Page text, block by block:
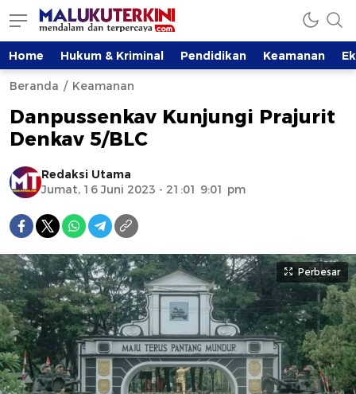
Home Hukum & Kriminal Pendidikan Keamanan
Beranda Keamanan
Danpussenkav Kunjungi Prajurit
Denkav 5/BLC
Redaksi Utama
Jumat, 16 Juni 2023 - 21:01 9:01 pm
Perbesar